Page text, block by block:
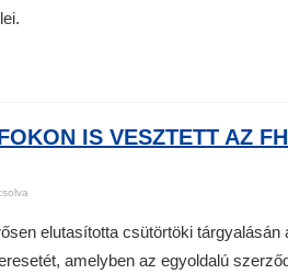
IS VESZTETT AZ
elutasította csütörtöki tárgyalásán
amelyben az egyoldalú